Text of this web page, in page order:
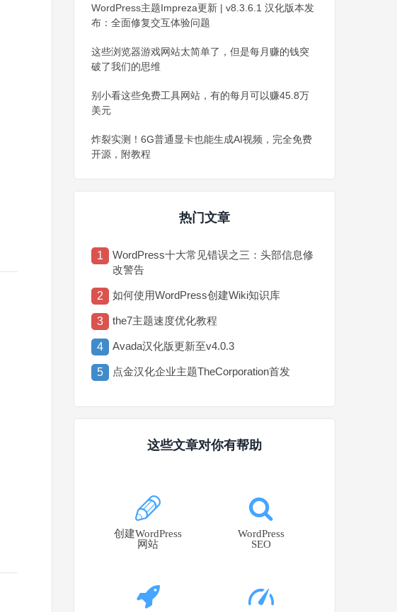
WordPress主题Impreza更新 | v8.3.6.1 汉化版本发
布：全面修复交互体验问题
这些浏览器游戏网站太简单了，但是每月赚的钱突
破了我们的思维
别小看这些免费工具网站，有的每月可以赚45.8万
美元
炸裂实测！6G普通显卡也能生成AI视频，完全免费
开源，附教程
热门文章
1
WordPress十大常见错误之三：头部信息修
改警告
2 如何使用WordPress创建Wiki知识库
3 the7主题速度优化教程
4 Avada汉化版更新至v4.0.3
5 点金汉化企业主题TheCorporation首发
这些文章对你有帮助
创建WordPress
网站
WordPress
SEO